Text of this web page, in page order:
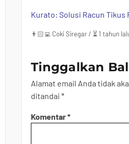
Kurato: Solusi Racun Tikus
👨🏻‍💻 Coki Siregar / ⏳ 1 tahun
Tinggalkan
Alamat email Anda tidak
ditandai*
Komentar*